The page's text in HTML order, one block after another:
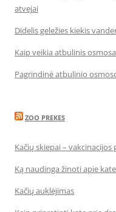
atvejai
Didelis geležies kiekis
Kaip veikia atbulinis
Pagrindinė atbulinio
ZOO PREKES
Kačių skiepai – vakcinacijos
Ką naudinga žinoti apie
Kačių auklėjimas